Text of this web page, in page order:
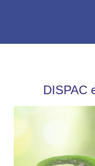
DISPAC